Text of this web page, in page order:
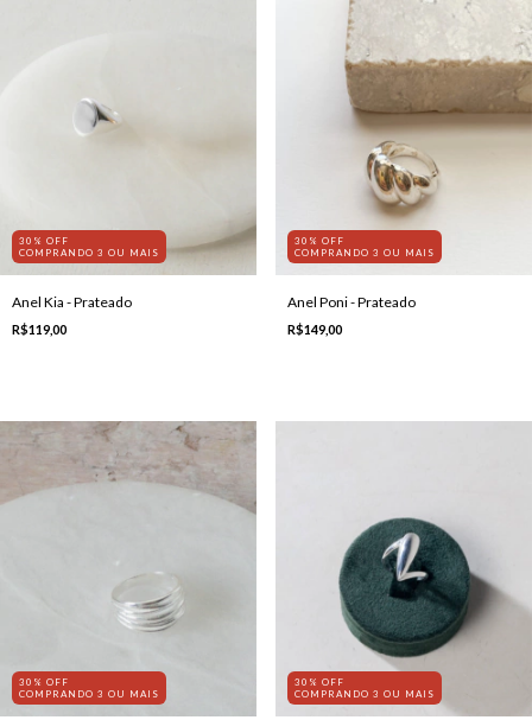
30% OFF
COMPRANDO 3 OU MAIS
Anel Kia - Prateado
R$119,00
30% OFF
COMPRANDO 3 OU MAIS
Anel Poni - Prateado
R$149,00
30% OFF
COMPRANDO 3 OU MAIS
30% OFF
COMPRANDO 3 OU MAIS